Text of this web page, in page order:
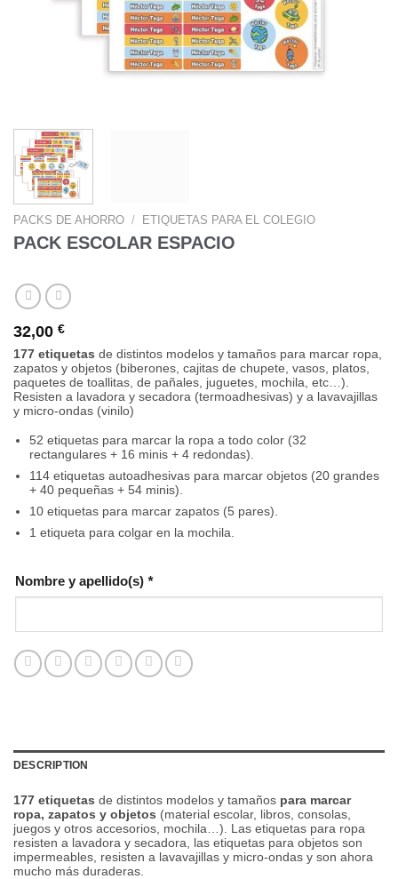
PACKS DE AHORRO / ETIQUETAS PARA EL COLEGIO
PACK ESCOLAR ESPACIO
32,00 €
177 etiquetas de distintos modelos y tamaños para marcar ropa,
zapatos y objetos (biberones, cajitas de chupete, vasos, platos,
paquetes de toallitas, de pañales, juguetes, mochila, etc…).
Resisten a lavadora y secadora (termoadhesivas) y a lavavajillas
y micro-ondas (vinilo)
52 etiquetas para marcar la ropa a todo color (32
rectangulares + 16 minis + 4 redondas).
114 etiquetas autoadhesivas para marcar objetos (20 grandes
+ 40 pequeñas + 54 minis).
10 etiquetas para marcar zapatos (5 pares).
1 etiqueta para colgar en la mochila.
Nombre y apellido(s) *
DESCRIPTION
177 etiquetas de distintos modelos y tamaños para marcar
ropa, zapatos y objetos (material escolar, libros, consolas,
juegos y otros accesorios, mochila…). Las etiquetas para ropa
resisten a lavadora y secadora, las etiquetas para objetos son
impermeables, resisten a lavavajillas y micro-ondas y son ahora
mucho más duraderas.